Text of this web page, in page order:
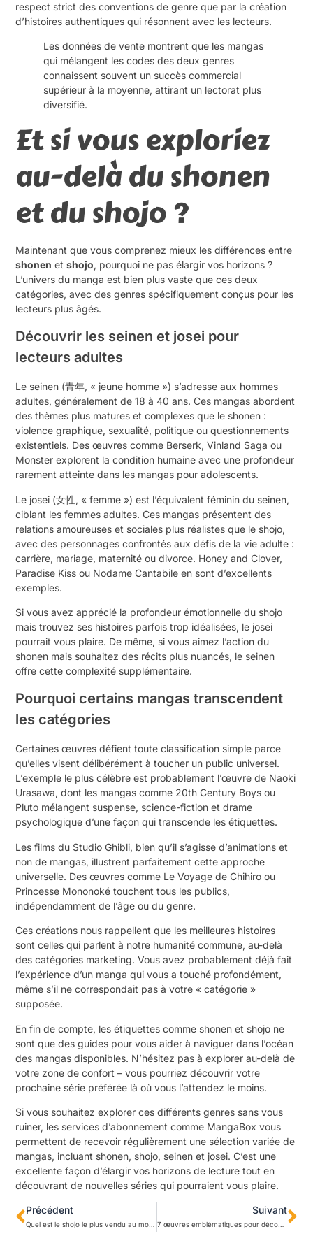
respect strict des conventions de genre que par la création
d’histoires authentiques qui résonnent avec les lecteurs.
Les données de vente montrent que les mangas
qui mélangent les codes des deux genres
connaissent souvent un succès commercial
supérieur à la moyenne, attirant un lectorat plus
diversifié.
Et si vous exploriez
au-delà du shonen
et du shojo ?
Maintenant que vous comprenez mieux les différences entre
shonen etshojo, pourquoi ne pas élargir vos horizons ?
L’univers du manga est bien plus vaste que ces deux
catégories, avec des genres spécifiquement conçus pour les
lecteurs plus âgés.
Découvrir les seinen et josei pour
lecteurs adultes
Le seinen (青年, « jeune homme ») s’adresse aux hommes
adultes, généralement de 18 à 40 ans. Ces mangas abordent
des thèmes plus matures et complexes que le shonen :
violence graphique, sexualité, politique ou questionnements
existentiels. Des œuvres comme Berserk, Vinland Saga ou
Monster explorent la condition humaine avec une profondeur
rarement atteinte dans les mangas pour adolescents.
Le josei (女性, « femme ») est l’équivalent féminin du seinen,
ciblant les femmes adultes. Ces mangas présentent des
relations amoureuses et sociales plus réalistes que le shojo,
avec des personnages confrontés aux défis de la vie adulte :
carrière, mariage, maternité ou divorce. Honey and Clover,
Paradise Kiss ou Nodame Cantabile en sont d’excellents
exemples.
Si vous avez apprécié la profondeur émotionnelle du shojo
mais trouvez ses histoires parfois trop idéalisées, le josei
pourrait vous plaire. De même, si vous aimez l’action du
shonen mais souhaitez des récits plus nuancés, le seinen
offre cette complexité supplémentaire.
Pourquoi certains mangas transcendent
les catégories
Certaines œuvres défient toute classification simple parce
qu’elles visent délibérément à toucher un public universel.
L’exemple le plus célèbre est probablement l’œuvre de Naoki
Urasawa, dont les mangas comme 20th Century Boys ou
Pluto mélangent suspense, science-fiction et drame
psychologique d’une façon qui transcende les étiquettes.
Les films du Studio Ghibli, bien qu’il s’agisse d’animations et
non de mangas, illustrent parfaitement cette approche
universelle. Des œuvres comme Le Voyage de Chihiro ou
Princesse Mononoké touchent tous les publics,
indépendamment de l’âge ou du genre.
Ces créations nous rappellent que les meilleures histoires
sont celles qui parlent à notre humanité commune, au-delà
des catégories marketing. Vous avez probablement déjà fait
l’expérience d’un manga qui vous a touché profondément,
même s’il ne correspondait pas à votre « catégorie »
supposée.
En fin de compte, les étiquettes comme shonen et shojo ne
sont que des guides pour vous aider à naviguer dans l’océan
des mangas disponibles. N’hésitez pas à explorer au-delà de
votre zone de confort – vous pourriez découvrir votre
prochaine série préférée là où vous l’attendez le moins.
Si vous souhaitez explorer ces différents genres sans vous
ruiner, les services d’abonnement comme MangaBox vous
permettent de recevoir régulièrement une sélection variée de
mangas, incluant shonen, shojo, seinen et josei. C’est une
excellente façon d’élargir vos horizons de lecture tout en
découvrant de nouvelles séries qui pourraient vous plaire.
Précédent
Quel est le shojo le plus vendu au monde ? Top 5 des séries incontournables
Suivant
7 œuvres emblématiques pour découvrir l’univers du shojo manga